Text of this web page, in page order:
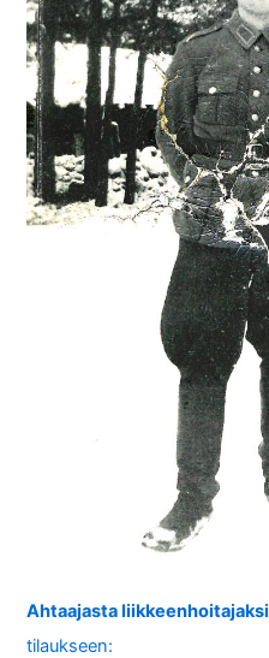
Ahtaajasta liikkeenhoitajaksi
tilaukseen: